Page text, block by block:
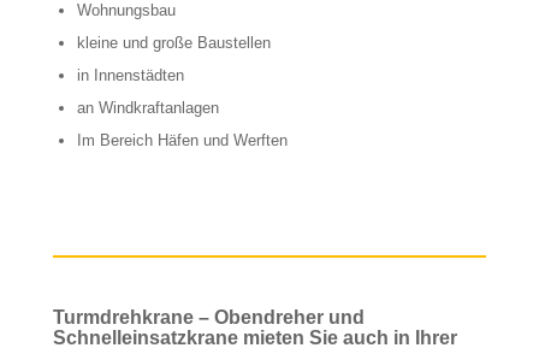
Wohnungsbau
kleine und große Baustellen
in Innenstädten
an Windkraftanlagen
Im Bereich Häfen und Werften
Turmdrehkrane – Obendreher und
Schnelleinsatzkrane mieten Sie auch in Ihrer